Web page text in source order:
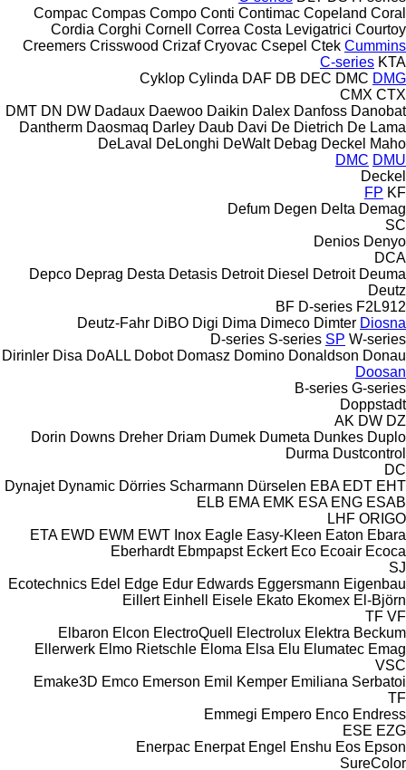
Compac Compas Compo Conti Contimac Copeland Coral
Cordia Corghi Cornell Correa Costa Levigatrici Courtoy
Creemers Crisswood Crizaf Cryovac Csepel Ctek Cummins
C-series KTA
Cyklop Cylinda DAF DB DEC DMC DMG
CMX CTX
DMT DN DW Dadaux Daewoo Daikin Dalex Danfoss Danobat
Dantherm Daosmaq Darley Daub Davi De Dietrich De Lama
DeLaval
DeLonghi DeWalt Debag Deckel Maho
DMC DMU
Deckel
FP KF
Defum Degen Delta Demag
SC
Denios Denyo
DCA
Depco Deprag Desta Detasis Detroit Diesel Detroit Deuma
Deutz
BF D-series F2L912
Deutz-Fahr DiBO Digi Dima Dimeco Dimter Diosna
D-series S-series SP W-series
Dirinler Disa DoALL Dobot Domasz Domino Donaldson Donau
Doosan
B-series G-series
Doppstadt
AK DW DZ
Dorin Downs Dreher Driam Dumek Dumeta Dunkes Duplo
Durma Dustcontrol
DC
Dynajet Dynamic Dörries Scharmann Dürselen EBA EDT EHT
ELB EMA EMK ESA ENG ESAB
LHF ORIGO
ETA EWD EWM EWT Inox Eagle Easy-Kleen Eaton Ebara
Eberhardt Ebmpapst Eckert Eco Ecoair Ecoca
SJ
Ecotechnics Edel Edge Edur Edwards Eggersmann Eigenbau
Eillert Einhell Eisele Ekato Ekomex El-Björn
TF VF
Elbaron Elcon ElectroQuell Electrolux Elektra Beckum
Ellerwerk Elmo Rietschle Eloma Elsa Elu Elumatec Emag
VSC
Emake3D Emco Emerson Emil Kemper Emiliana Serbatoi
TF
Emmegi Empero Enco Endress
ESE EZG
Enerpac Enerpat Engel Enshu Eos Epson
SureColor